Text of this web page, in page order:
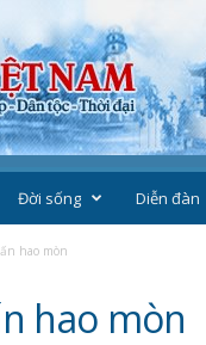
Đời sống Diễn đàn
hao mòn
hao mòn